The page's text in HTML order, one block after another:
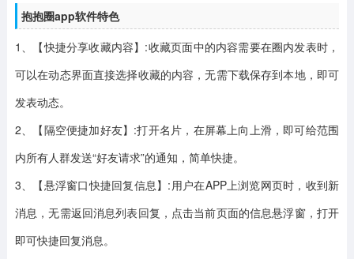
抱抱圈app软件特色
1、【快捷分享收藏内容】:收藏页面中的内容需要在圈内发表时，
可以在动态界面直接选择收藏的内容，无需下载保存到本地，即可
发表动态。
2、【隔空便捷加好友】:打开名片，在屏幕上向上滑，即可给范围
内所有人群发送“好友请求”的通知，简单快捷。
3、【悬浮窗口快捷回复信息】:用户在APP上浏览网页时，收到新
消息，无需返回消息列表回复，点击当前页面的信息悬浮窗，打开
即可快捷回复消息。